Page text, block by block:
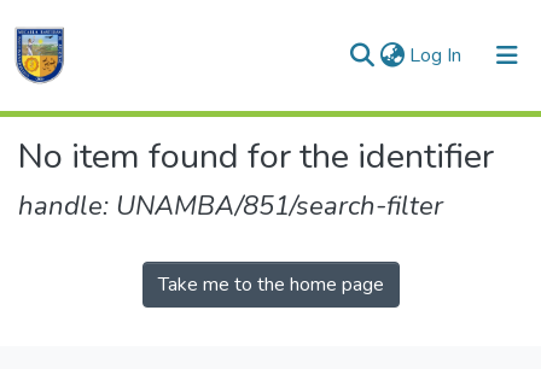
Log In (current)
Communities & Collections
No item found for the identifier
handle: UNAMBA/851/search-filter
Take me to the home page